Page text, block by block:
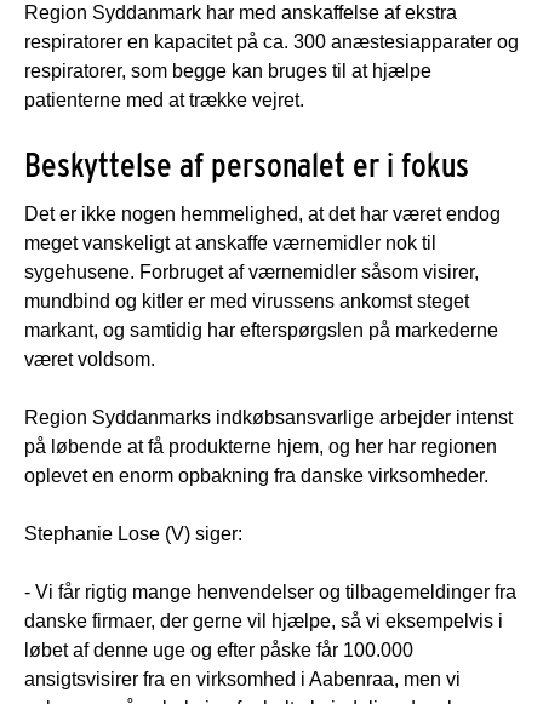
Region Syddanmark har med anskaffelse af ekstra
respiratorer en kapacitet på ca. 300 anæstesiapparater og
respiratorer, som begge kan bruges til at hjælpe
patienterne med at trække vejret.
Beskyttelse af personalet er i fokus
Det er ikke nogen hemmelighed, at det har været endog
meget vanskeligt at anskaffe værnemidler nok til
sygehusene. Forbruget af værnemidler såsom visirer,
mundbind og kitler er med virussens ankomst steget
markant, og samtidig har efterspørgslen på markederne
været voldsom.
Region Syddanmarks indkøbsansvarlige arbejder intenst
på løbende at få produkterne hjem, og her har regionen
oplevet en enorm opbakning fra danske virksomheder.
Stephanie Lose (V) siger:
- Vi får rigtig mange henvendelser og tilbagemeldinger fra
danske firmaer, der gerne vil hjælpe, så vi eksempelvis i
løbet af denne uge og efter påske får 100.000
ansigtsvisirer fra en virksomhed i Aabenraa, men vi